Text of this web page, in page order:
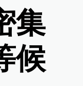
集
候